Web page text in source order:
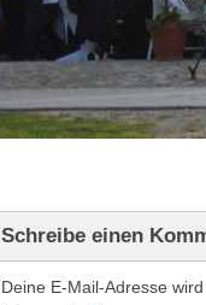
Schreibe einen
Deine E-Mail-Adresse